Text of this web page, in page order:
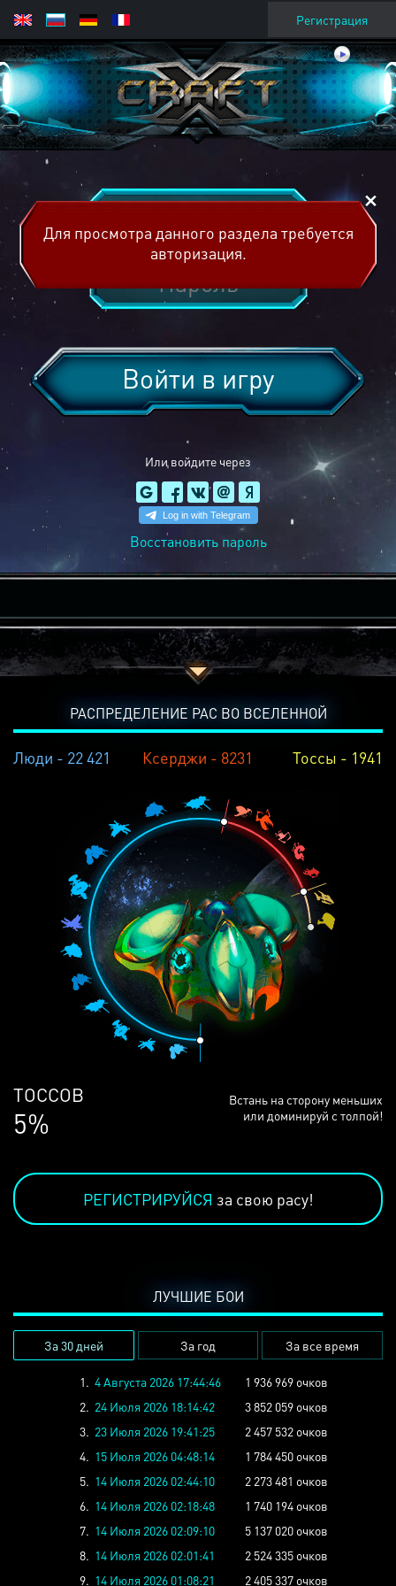
Регистрация
Или войдите через
Войти в игру
Восстановить пароль
Для просмотра данного раздела требуется
авторизация.
РАСПРЕДЕЛЕНИЕ РАС ВО ВСЕЛЕННОЙ
Люди - 22 421 Ксерджи - 8231 Тоссы - 1941
ЛЮДЕЙ
68%
Встань на сторону меньших
или доминируй с толпой!
РЕГИСТРИРУЙСЯ за свою расу!
ЛУЧШИЕ БОИ
За 30 дней За год За все время
1. 4 Августа 2026 17:44:46
1 936 969 очков
2. 24 Июля 2026 18:14:42
3 852 059 очков
3. 23 Июля 2026 19:41:25
2 457 532 очков
4. 15 Июля 2026 04:48:14
1 784 450 очков
5. 14 Июля 2026 02:44:10
2 273 481 очков
6. 14 Июля 2026 02:18:48
1 740 194 очков
7. 14 Июля 2026 02:09:10
5 137 020 очков
8. 14 Июля 2026 02:01:41
2 524 335 очков
9. 14 Июля 2026 01:08:21 2 405 337 очков